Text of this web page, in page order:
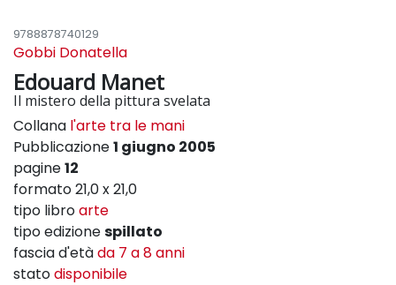
9788878740129
Gobbi Donatella
Edouard Manet
Il mistero della pittura svelata
Collana l'arte tra le mani
Pubblicazione1 giugno 2005
pagine12
formato 21,0 x 21,0
tipo libroarte
tipo edizionespillato
fascia d'etàda 7 a 8 anni
statodisponibile